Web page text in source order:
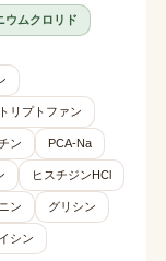
ウムクロリド
トリプトファン
ン PCA-Na
ヒスチジンHCl
ン グリシン
シン